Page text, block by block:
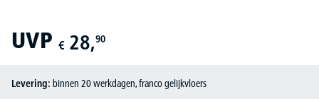
UVP € 28,90
Levering: binnen 20 werkdagen, franco gelijkvloers